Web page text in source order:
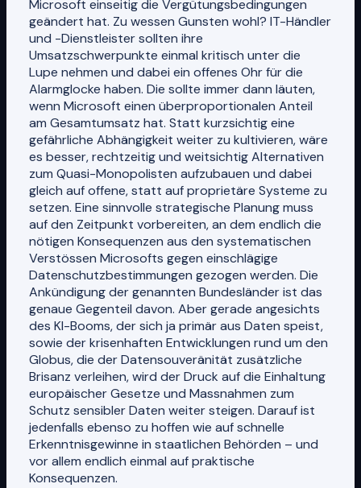
Microsoft einseitig die Vergütungsbedingungen
geändert hat. Zu wessen Gunsten wohl? IT-Händler
und -Dienstleister sollten ihre
Umsatzschwerpunkte einmal kritisch unter die
Lupe nehmen und dabei ein offenes Ohr für die
Alarmglocke haben. Die sollte immer dann läuten,
wenn Microsoft einen überproportionalen Anteil
am Gesamtumsatz hat. Statt kurzsichtig eine
gefährliche Abhängigkeit weiter zu kultivieren, wäre
es besser, rechtzeitig und weitsichtig Alternativen
zum Quasi-Monopolisten aufzubauen und dabei
gleich auf offene, statt auf proprietäre Systeme zu
setzen. Eine sinnvolle strategische Planung muss
auf den Zeitpunkt vorbereiten, an dem endlich die
nötigen Konsequenzen aus den systematischen
Verstössen Microsofts gegen einschlägige
Datenschutzbestimmungen gezogen werden. Die
Ankündigung der genannten Bundesländer ist das
genaue Gegenteil davon. Aber gerade angesichts
des KI-Booms, der sich ja primär aus Daten speist,
sowie der krisenhaften Entwicklungen rund um den
Globus, die der Datensouveränität zusätzliche
Brisanz verleihen, wird der Druck auf die Einhaltung
europäischer Gesetze und Massnahmen zum
Schutz sensibler Daten weiter steigen. Darauf ist
jedenfalls ebenso zu hoffen wie auf schnelle
Erkenntnisgewinne in staatlichen Behörden – und
vor allem endlich einmal auf praktische
Konsequenzen.